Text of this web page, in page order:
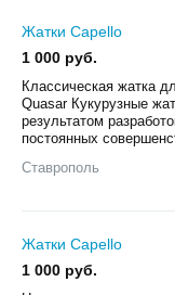
Жатки Capello
1 000 руб.
Классическая жатка
Quasar Кукурузные
результатом
постоянных
Ставрополь
Жатки Capello
1 000 руб.